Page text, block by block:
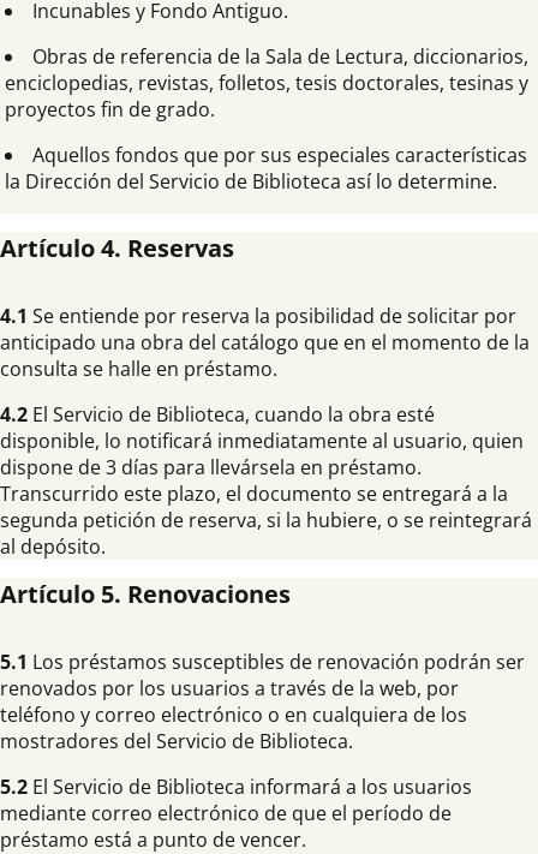
Incunables y Fondo Antiguo.
Obras de referencia de la Sala de Lectura, diccionarios,
enciclopedias, revistas, folletos, tesis doctorales, tesinas y
proyectos fin de grado.
Aquellos fondos que por sus especiales características
la Dirección del Servicio de Biblioteca así lo determine.
Artículo 4. Reservas
4.1 Se entiende por reserva la posibilidad de solicitar por
anticipado una obra del catálogo que en el momento de la
consulta se halle en préstamo.
4.2 El Servicio de Biblioteca, cuando la obra esté
disponible, lo notificará inmediatamente al usuario, quien
dispone de 3 días para llevársela en préstamo.
Transcurrido este plazo, el documento se entregará a la
segunda petición de reserva, si la hubiere, o se reintegrará
al depósito.
Artículo 5. Renovaciones
5.1 Los préstamos susceptibles de renovación podrán ser
renovados por los usuarios a través de la web, por
teléfono y correo electrónico o en cualquiera de los
mostradores del Servicio de Biblioteca.
5.2 El Servicio de Biblioteca informará a los usuarios
mediante correo electrónico de que el período de
préstamo está a punto de vencer.